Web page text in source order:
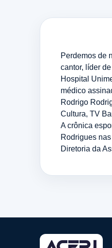
Perdemos de
cantor, líder
Hospital
médico
Rodrigo
Cultura, TV
A crônica
Rodrigues
Diretoria da